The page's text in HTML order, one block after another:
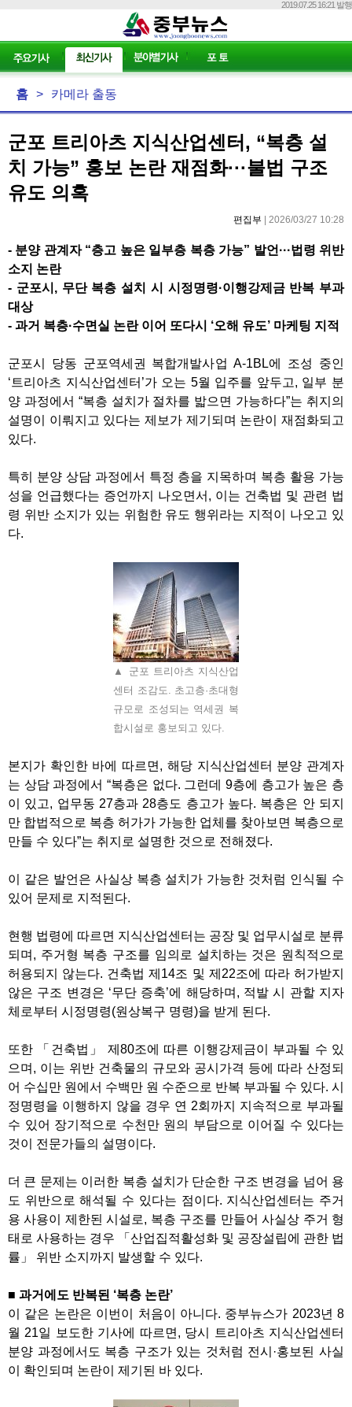
2019.07.25 16:21 발행
홈 > 카메라 출동
군포 트리아츠 지식산업센터, “복층 설
치 가능” 홍보 논란 재점화···불법 구조
유도 의혹
편집부 | 2026/03/27 10:28
- 분양 관계자 “층고 높은 일부층 복층 가능” 발언 ···법령 위반
소지 논란
- 군포시, 무단 복층 설치 시 시정명령·이행강제금 반복 부과
대상
- 과거 복층·수면실 논란 이어 또다시 ‘오해 유도’ 마케팅 지적
군포시 당동 군포역세권 복합개발사업A-1BL에 조성 중인
‘ 트리아츠 지식산업센터 ’가 오는 5월 입주를 앞두고, 일부 분
양 과정에서 “복층 설치가 절차를 밟으면 가능하다”는 취지의
설명이 이뤄지고 있다는 제보가 제기되며 논란이 재점화되고
있다.
특히 분양 상담 과정에서 특정 층을 지목하며 복층 활용 가능
성을 언급했다는 증언까지 나오면서 , 이는 건축법 및 관련 법
령 위반 소지가 있는 위험한 유도 행위라는 지적이 나오고 있
다.
▲ 군포 트리아츠 지식산업
센터 조감도. 초고층·초대형
규모로 조성되는 역세권 복
합시설로 홍보되고 있다.
본지가 확인한 바에 따르면 , 해당 지식산업센터 분양 관계자
는 상담 과정에서 “복층은 없다. 그런데9층에 층고가 높은 층
이 있고, 업무동 27층과 28층도 층고가 높다. 복층은 안 되지
만 합법적으로 복층 허가가 가능한 업체를 찾아보면 복층으로
만들 수 있다”는 취지로 설명한 것으로 전해졌다.
이 같은 발언은 사실상 복층 설치가 가능한 것처럼 인식될 수
있어 문제로 지적된다.
현행 법령에 따르면 지식산업센터는 공장 및 업무시설로 분류
되며 , 주거형 복층 구조를 임의로 설치하는 것은 원칙적으로
허용되지 않는다. 건축법 제 14조 및 제 22조에 따라 허가받지
않은 구조 변경은 ‘무단 증축’에 해당하며 , 적발 시 관할 지자
체로부터 시정명령(원상복구 명령)을 받게 된다.
또한 「 건축법 」제80조에 따른 이행강제금이 부과될 수 있
으며 , 이는 위반 건축물의 규모와 공시가격 등에 따라 산정되
어 수십만 원에서 수백만 원 수준으로 반복 부과될 수 있다. 시
정명령을 이행하지 않을 경우 연 2회까지 지속적으로 부과될
수 있어 장기적으로 수천만 원의 부담으로 이어질 수 있다는
것이 전문가들의 설명이다.
더 큰 문제는 이러한 복층 설치가 단순한 구조 변경을 넘어 용
도 위반으로 해석될 수 있다는 점이다. 지식산업센터는 주거
용 사용이 제한된 시설로, 복층 구조를 만들어 사실상 주거 형
태로 사용하는 경우
「 산업집적활성화 및 공장설립에 관한 법
률 」 위반 소지까지 발생할 수 있다.
■ 과거에도 반복된 ‘복층 논란’
이 같은 논란은 이번이 처음이 아니다. 중부뉴스가 2023년 8
월 21일 보도한 기사에 따르면 , 당시 트리아츠 지식산업센터
분양 과정에서도 복층 구조가 있는 것처럼 전시 ·홍보된 사실
이 확인되며 논란이 제기된 바 있다.